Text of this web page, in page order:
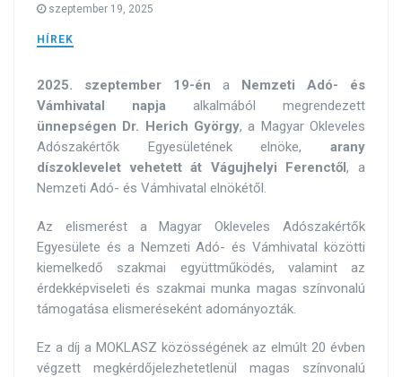
szeptember 19, 2025
HÍREK
2025. szeptember 19-én a Nemzeti Adó- és
Vámhivatal napja alkalmából megrendezett
ünnepségen Dr. Herich György, a Magyar Okleveles
Adószakértők Egyesületének elnöke, arany
díszoklevelet vehetett át Vágujhelyi Ferenctől, a
Nemzeti Adó- és Vámhivatal elnökétől.
Az elismerést a Magyar Okleveles Adószakértők
Egyesülete és a Nemzeti Adó- és Vámhivatal közötti
kiemelkedő szakmai együttműködés, valamint az
érdekképviseleti és szakmai munka magas színvonalú
támogatása elismeréseként adományozták.
Ez a díj a MOKLASZ közösségének az elmúlt 20 évben
végzett megkérdőjelezhetetlenül magas színvonalú